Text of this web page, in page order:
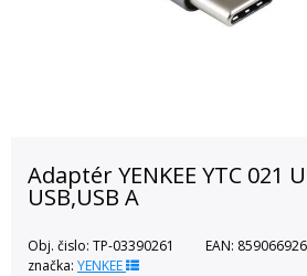
Adaptér YENKEE YTC 021
USB,USB A
Obj. čislo: TP-03390261 EAN:
značka: YENKEE